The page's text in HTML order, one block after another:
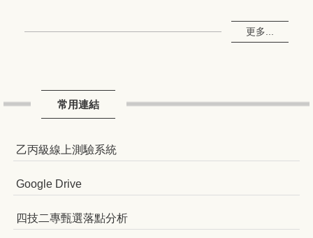
更多...
常用連結
乙丙級線上測驗系統
Google Drive
四技二專甄選落點分析